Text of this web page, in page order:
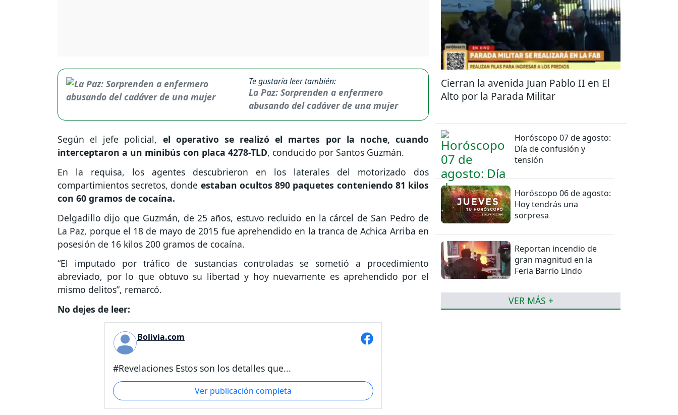
Te gustaría leer también:
La Paz: Sorprenden a enfermero
abusando del cadáver de una mujer
Según el jefe policial, el operativo se realizó el martes por la noche, cuando
interceptaron a un minibús con placa 4278-TLD, conducido por Santos Guzmán.
En la requisa, los agentes descubrieron en los laterales del motorizado dos
compartimientos secretos, donde estaban ocultos 890 paquetes conteniendo 81 kilos
con 60 gramos de cocaína.
Delgadillo dijo que Guzmán, de 25 años, estuvo recluido en la cárcel de San Pedro de
La Paz, porque el 18 de mayo de 2015 fue aprehendido en la tranca de Achica Arriba en
posesión de 16 kilos 200 gramos de cocaína.
“El imputado por tráfico de sustancias controladas se sometió a procedimiento
abreviado, por lo que obtuvo su libertad y hoy nuevamente es aprehendido por el
mismo delitos”, remarcó.
No dejes de leer:
Bolivia.com
#Revelaciones Estos son los detalles que...
Ver publicación completa
Cierran la avenida Juan Pablo II en El
Alto por la Parada Militar
Horóscopo 07 de agosto:
Día de confusión y
tensión
Horóscopo 06 de agosto:
Hoy tendrás una
sorpresa
Reportan incendio de
gran magnitud en la
Feria Barrio Lindo
VER MÁS +